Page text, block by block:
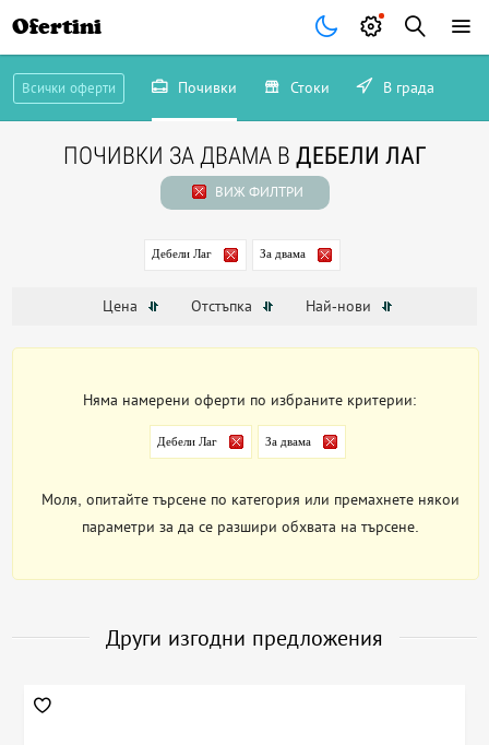
Ofertini
Всички оферти Почивки Стоки В града
ПОЧИВКИ ЗА ДВАМА В ДЕБЕЛИ ЛАГ
ВИЖ ФИЛТРИ
Дебели Лаг За двама
Цена Отстъпка Най-нови
Няма намерени оферти по избраните критерии:
Дебели Лаг За двама
Моля, опитайте търсене по категория или премахнете някои
параметри за да се разшири обхвата на търсене.
Други изгодни предложения